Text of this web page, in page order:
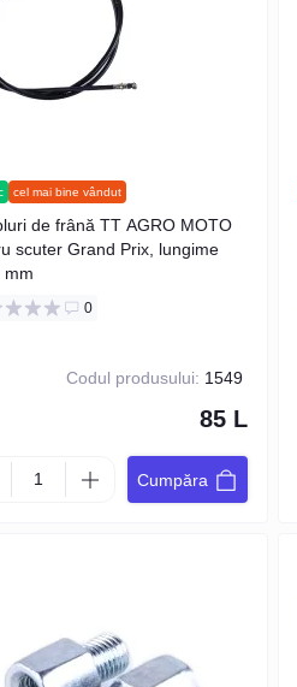
cel mai bine vândut
de frână TT AGRO MOTO
scuter Grand Prix, lungime
mm
0
Codul produsului: 1549
85 L
Cumpăra